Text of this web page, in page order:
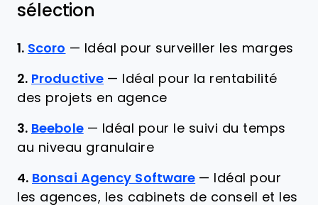
sélection
1. Scoro — Idéal pour surveiller les marges
2. Productive —
Idéal pour la rentabilité
des projets en agence
3. Beebole — Idéal pour le suivi du temps
au niveau granulaire
4. Bonsai Agency Software —
Idéal pour
les agences, les cabinets de conseil et les